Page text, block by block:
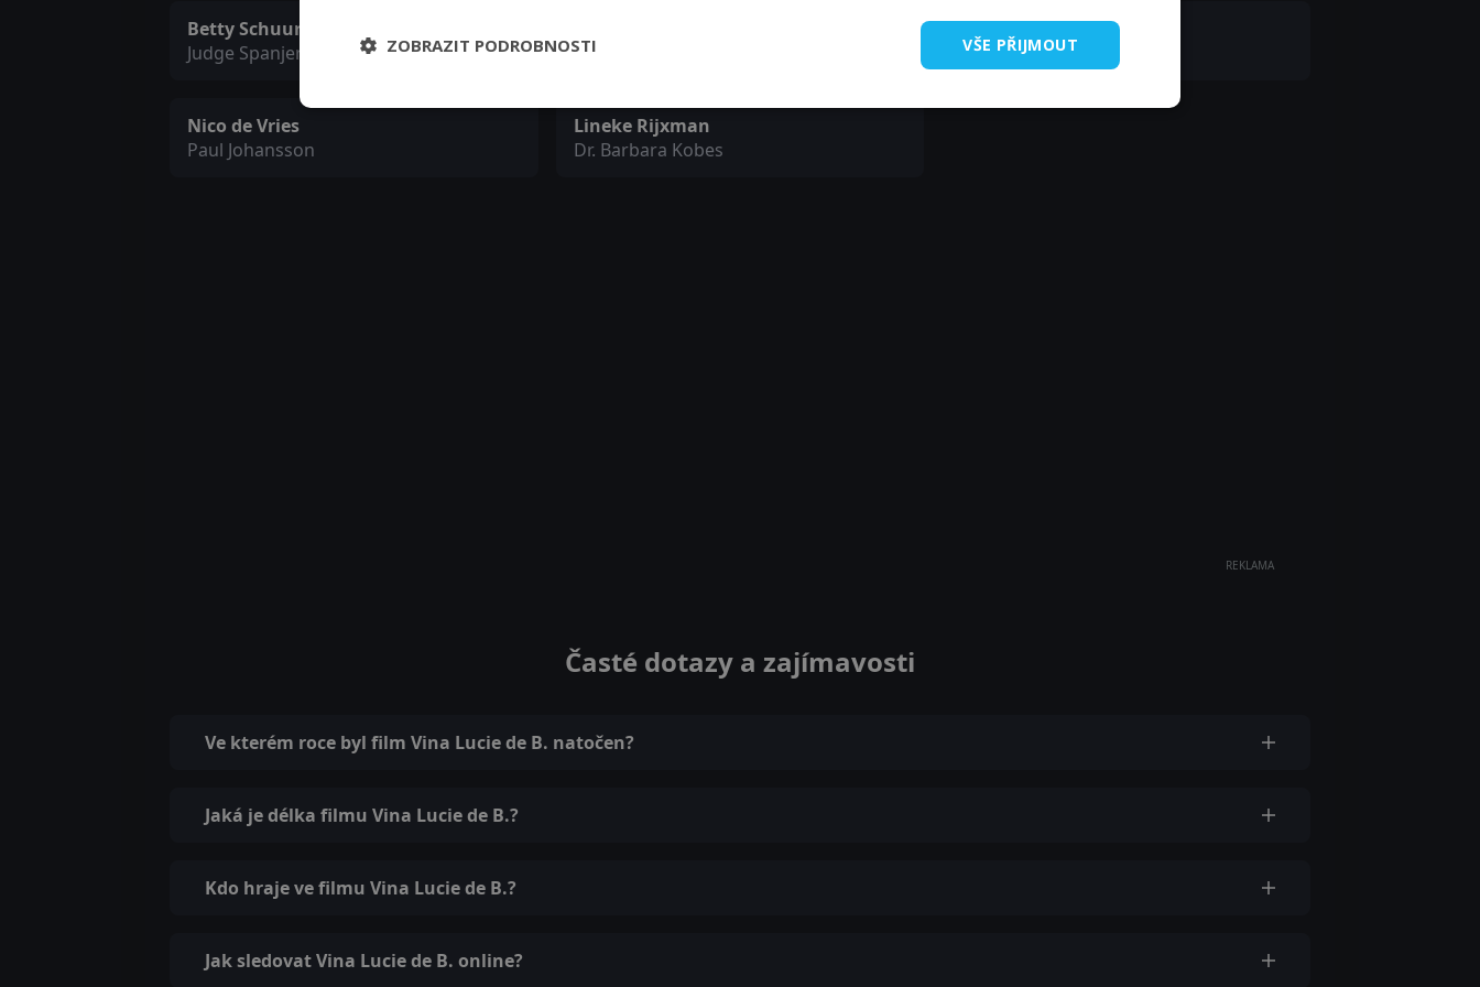
Betty Schuurman
Judge Spanjer
Chief Police Officer Edward Krol
Hubert Fermin
Judge Ceas
Nico de Vries
Paul Johansson
Lineke Rijxman
Dr. Barbara Kobes
REKLAMA
Časté dotazy a zajímavosti
Ve kterém roce byl film Vina Lucie de B. natočen?
Jaká je délka filmu Vina Lucie de B.?
Kdo hraje ve filmu Vina Lucie de B.?
Jak sledovat Vina Lucie de B. online?
VŠE PŘIJMOUT
ZOBRAZIT PODROBNOSTI